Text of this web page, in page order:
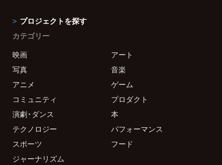
プロジェクトを探す
カテゴリー
映画
アート
写真
音楽
アニメ
ゲーム
コミュニティ
プロダクト
演劇・ダンス
本
テクノロジー
パフォーマンス
スポーツ
フード
ジャーナリズム